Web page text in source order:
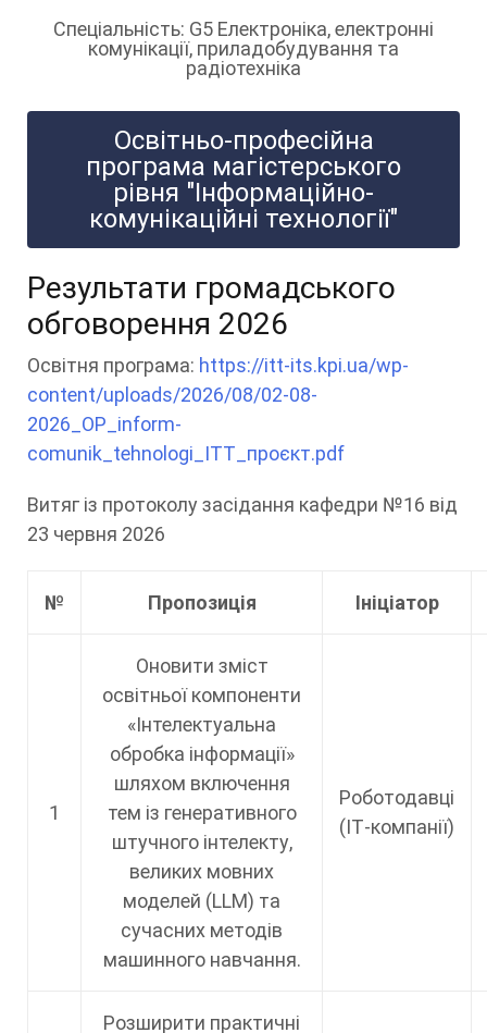
Спеціальність: G5 Електроніка, електронні
комунікації, приладобудування та
радіотехніка
Освітньо-професійна
програма магістерського
рівня "Інформаційно-
комунікаційні технології"
Результати громадського
обговорення 2026
Освітня програма: https://itt-its.kpi.ua/wp-
content/uploads/2026/08/02-08-
2026_OP_inform-
comunik_tehnologi_ITT_проєкт.pdf
Витяг із протоколу засідання кафедри №16 від
23 червня 2026
№ Пропозиція Ініціатор
1
Оновити зміст
освітньої компоненти
«Інтелектуальна
обробка інформації»
шляхом включення
тем із генеративного
штучного інтелекту,
великих мовних
моделей (LLM) та
сучасних методів
машинного навчання.
Роботодавці
(ІТ-компанії)
Розширити практичні